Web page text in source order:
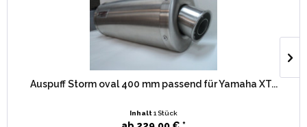
Auspuff Storm oval 400 mm passend für Yamaha XT...
Inhalt 1 Stück